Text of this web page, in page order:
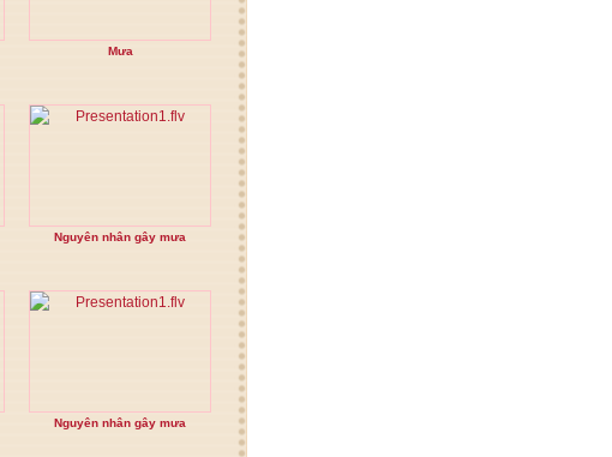
Mưa
Nguyên nhân gây mưa
Nguyên nhân gây mưa